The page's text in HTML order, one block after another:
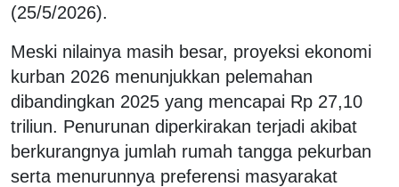
(25/5/2026).
Meski nilainya masih besar, proyeksi ekonomi
kurban 2026 menunjukkan pelemahan
dibandingkan 2025 yang mencapai Rp 27,10
triliun. Penurunan diperkirakan terjadi akibat
berkurangnya jumlah rumah tangga pekurban
serta menurunnya preferensi masyarakat